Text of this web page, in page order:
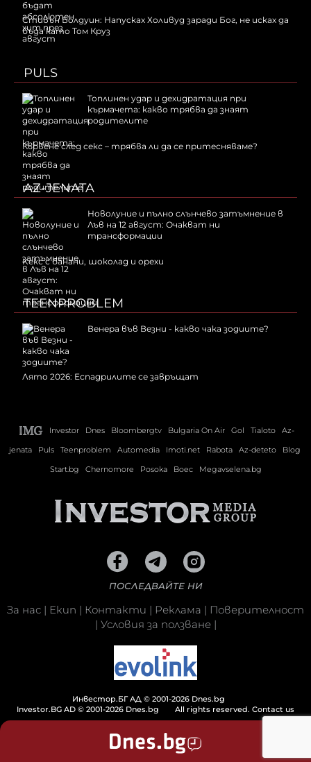
Стивън Болдуин: Напусках Холивуд заради Бог, не исках да
бъда като Том Круз
PULS
Топлинен удар и дехидратация при
кърмачета: какво трябва да знаят
родителите
Кървене след секс – трябва ли да се притесняваме?
AZ-JENATA
Новолуние и пълно слънчево затъмнение в
Лъв на 12 август: Очакват ни
трансформации
Kекс с банани, шоколад и орехи
TEENPROBLEM
Венера във Везни - какво чака зодиите?
Лято 2026: Еспадрилите се завръщат
Investor Dnes Bloombergtv Bulgaria On Air Gol Tialoto
Az-
jenata
Puls Teenproblem Automedia Imoti.net Rabota Az-deteto
Blog
Start.bg
Chernomore Posoka Boec Megavselena.bg
ПОСЛЕДВАЙТЕ НИ
За нас | Екип | Контакти | Реклама | Поверителност
| Условия за ползване|
Инвестор.БГ АД © 2001-2026 Dnes.bg
Investor.BG AD © 2001-2026 Dnes.bg
All rights reserved. Contact us